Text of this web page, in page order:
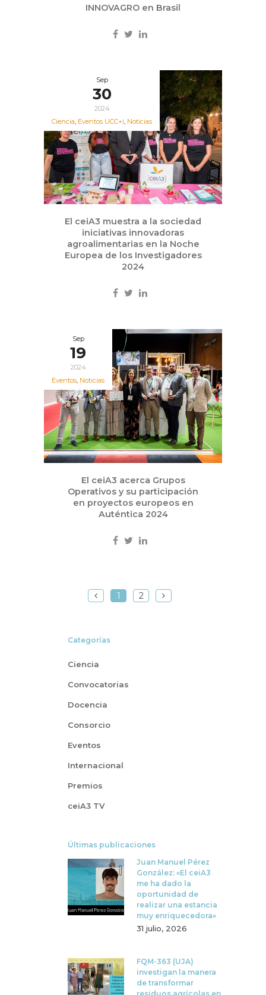
INNOVAGRO en Brasil
Sep
30
2024
Ciencia, Eventos UCC+i, Noticias
El ceiA3 muestra a la sociedad
iniciativas innovadoras
agroalimentarias en la Noche
Europea de los Investigadores
2024
Sep
19
2024
Eventos, Noticias
El ceiA3 acerca Grupos
Operativos y su participación
en proyectos europeos en
Auténtica 2024
1 2
Categorías
Ciencia
Convocatorias
Docencia
Consorcio
Eventos
Internacional
Premios
ceiA3 TV
Últimas publicaciones
Juan Manuel Pérez
González: «El ceiA3
me ha dado la
oportunidad de
realizar una estancia
muy enriquecedora»
31 julio, 2026
FQM-363 (UJA)
investigan la manera
de transformar